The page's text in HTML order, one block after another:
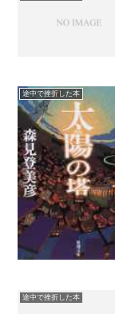
途中で挫折した本
途中で挫折した本